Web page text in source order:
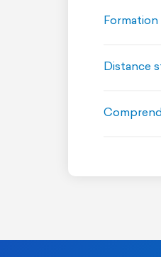
Formation
Distance